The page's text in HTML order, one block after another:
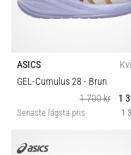
ASICS
GEL-Cumulus 28 - Brun
1 700 kr
1
Senaste lägsta pris 1